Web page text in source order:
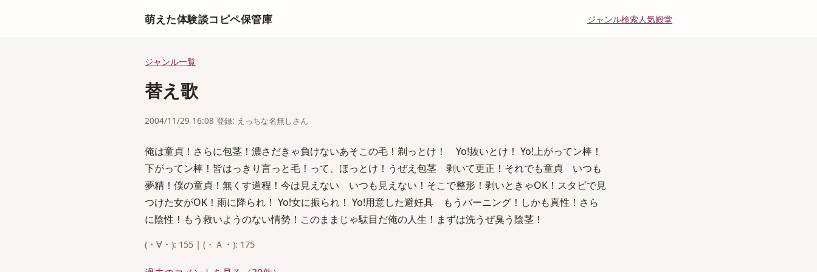
萌えた体験談コピペ保管庫 ジャンル検索人気殿堂
ジャンル一覧
替え歌
2004/11/29 16:08 登録: えっちな名無しさん
俺は童貞！さらに包茎！濃さだきゃ負けないあそこの毛！剃っとけ！ Yo!抜いとけ！ Yo!上がってン棒！
下がってン棒！皆はっきり言っと毛！って、ほっとけ！うぜえ包茎 剥いて更正！それでも童貞 いつも
夢精！僕の童貞！無くす道程！今は見えない いつも見えない！そこで整形！剥いときゃOK！スタビで見
つけた女がOK！雨に降られ！ Yo!女に振られ！ Yo!用意した避妊具 もうバーニング！しかも真性！さら
に陰性！もう救いようのない情勢！このままじゃ駄目だ俺の人生！まずは洗うぜ臭う陰茎！
(・∀・): 155 | (・Ａ・): 175